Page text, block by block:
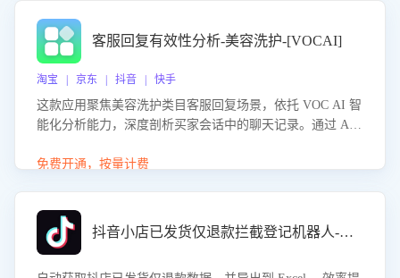
客服回复有效性分析-美容洗护-[VOCAI]
淘宝 | 京东 | 抖音 | 快手
这款应用聚焦美容洗护类目客服回复场景，依托 VOC AI 智
能化分析能力，深度剖析买家会话中的聊天记录。通过 AI
答的有效性与完整性，输出针对性改进策略，助力商家快速
免费开通，按量计费
抖音小店已发货仅退款拦截登记机器人-八爪鱼